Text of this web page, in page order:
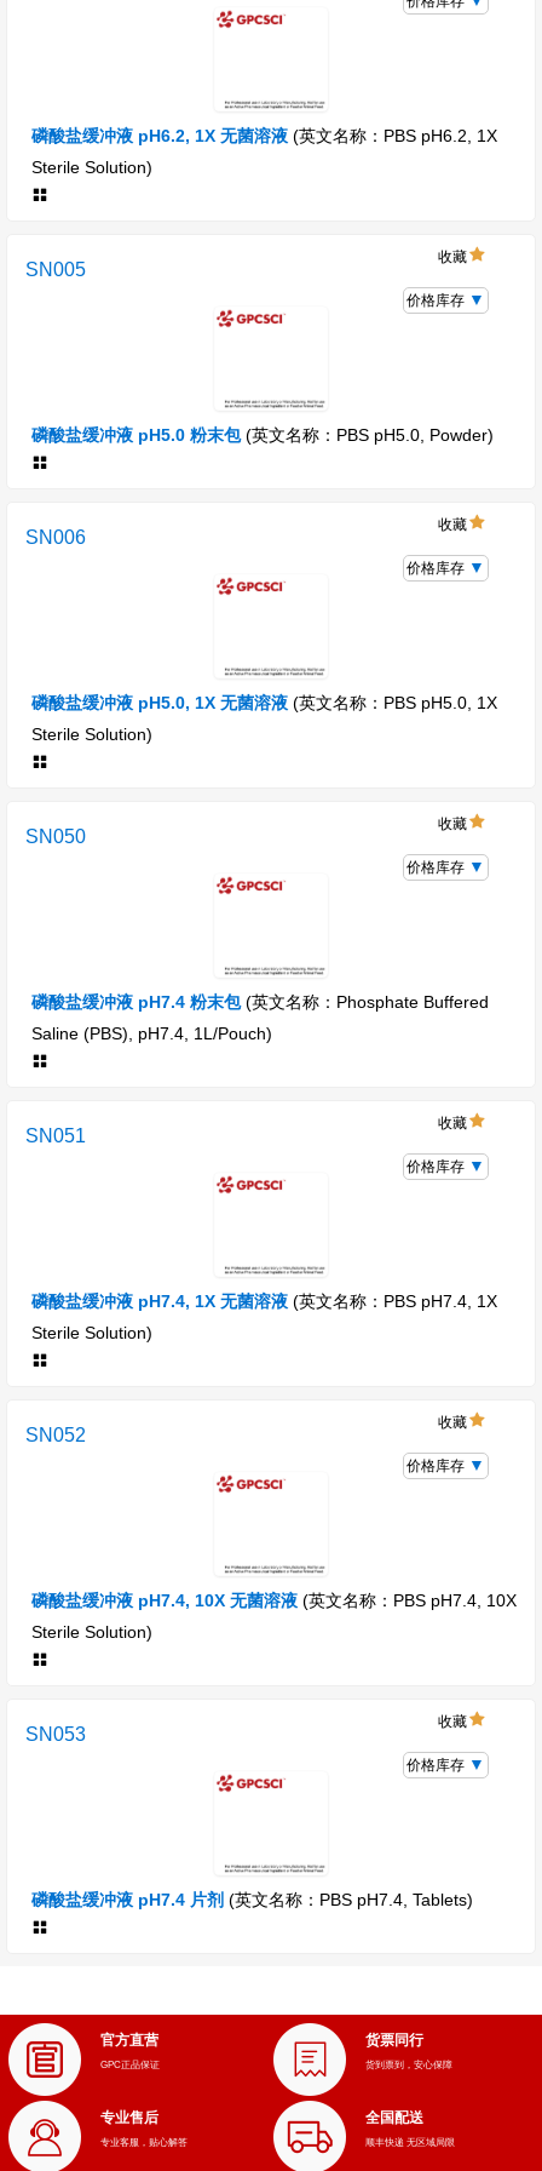
磷酸盐缓冲液 pH6.2, 1X 无菌溶液 (英文名称：PBS pH6.2, 1X
Sterile Solution)
SN005
磷酸盐缓冲液 pH5.0 粉末包 (英文名称：PBS pH5.0, Powder)
收藏
价格库存
SN006
磷酸盐缓冲液 pH5.0, 1X 无菌溶液 (英文名称：PBS pH5.0, 1X
Sterile Solution)
收藏
价格库存
SN050
磷酸盐缓冲液 pH7.4 粉末包 (英文名称：Phosphate Buffered
Saline (PBS), pH7.4, 1L/Pouch)
收藏
价格库存
SN051
磷酸盐缓冲液 pH7.4, 1X 无菌溶液 (英文名称：PBS pH7.4, 1X
Sterile Solution)
收藏
价格库存
SN052
磷酸盐缓冲液 pH7.4, 10X 无菌溶液 (英文名称：PBS pH7.4, 10X
Sterile Solution)
收藏
价格库存
SN053
磷酸盐缓冲液 pH7.4 片剂 (英文名称：PBS pH7.4, Tablets)
收藏
价格库存
官方直营
GPC正品保证
货票同行
货到票到，安心保障
专业售后
专业客服，贴心解答
全国配送
顺丰快递 无区域局限